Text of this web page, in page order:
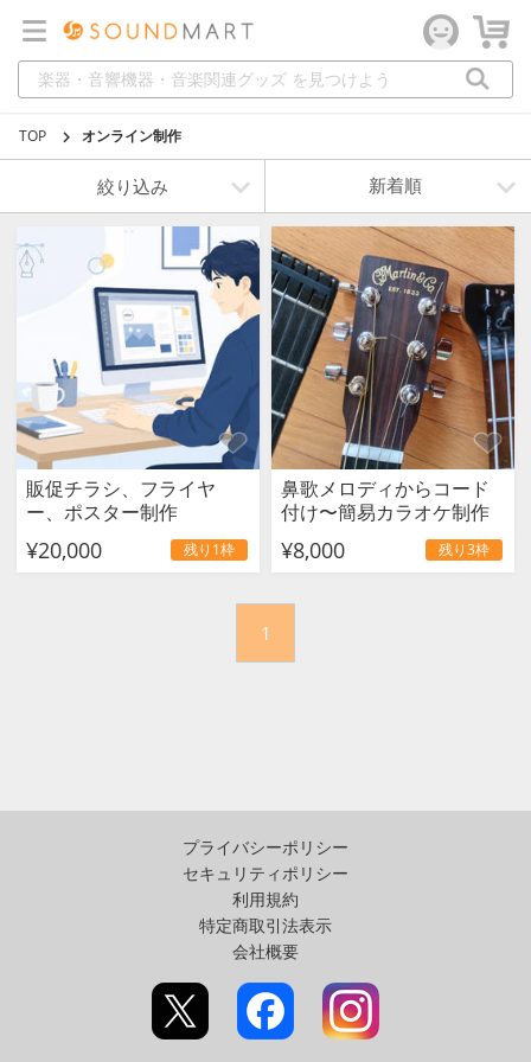
TOP オンライン制作
絞り込み
販促チラシ、フライヤ
ー、ポスター制作
¥20,000 残り1枠
鼻歌メロディからコード
付け〜簡易カラオケ制作
¥8,000 残り3枠
1
プライバシーポリシー
セキュリティポリシー
利用規約
特定商取引法表示
会社概要